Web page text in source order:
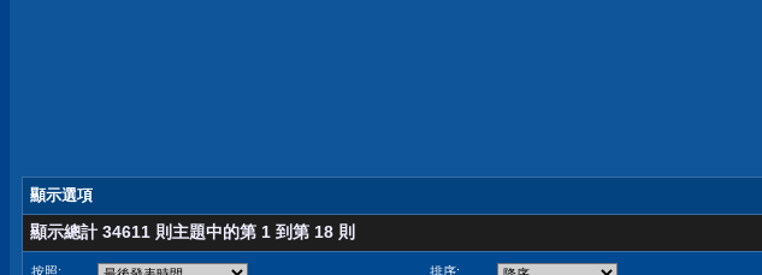
顯示選項
顯示總計 34611 則主題中的第 1 到第 18 則
按照: 排序: